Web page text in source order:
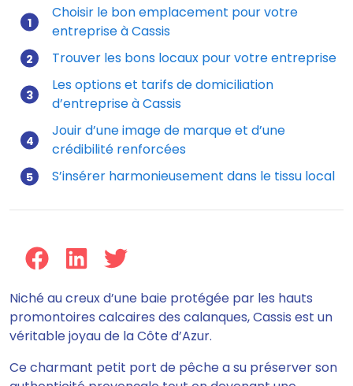
Mis à jour le 17/11/2025
Choisir le bon emplacement pour votre
entreprise à Cassis
Trouver les bons locaux pour votre entreprise
Les options et tarifs de domiciliation
d’entreprise à Cassis
Jouir d’une image de marque et d’une
crédibilité renforcées
S’insérer harmonieusement dans le tissu local
Niché au creux d’une baie protégée par les hauts
promontoires calcaires des calanques, Cassis est un
véritable joyau de la Côte d’Azur.
Ce charmant petit port de pêche a su préserver son